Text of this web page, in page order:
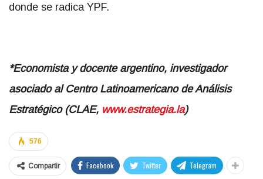
donde se radica YPF.
*Economista y docente argentino, investigador
asociado al Centro Latinoamericano de Análisis
Estratégico (CLAE, www.estrategia.la)
576
Compartir Facebook Twitter Telegram